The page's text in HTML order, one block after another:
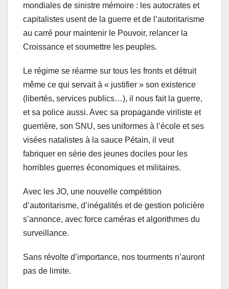
mondiales de sinistre mémoire : les autocrates et
capitalistes usent de la guerre et de l’autoritarisme
au carré pour maintenir le Pouvoir, relancer la
Croissance et soumettre les peuples.
Le régime se réarme sur tous les fronts et détruit
même ce qui servait à « justifier » son existence
(libertés, services publics…), il nous fait la guerre,
et sa police aussi. Avec sa propagande viriliste et
guerrière, son SNU, ses uniformes à l’école et ses
visées natalistes à la sauce Pétain, il veut
fabriquer en série des jeunes dociles pour les
horribles guerres économiques et militaires.
Avec les JO, une nouvelle compétition
d’autoritarisme, d’inégalités et de gestion policière
s’annonce, avec force caméras et algorithmes du
surveillance.
Sans révolte d’importance, nos tourments n’auront
pas de limite.